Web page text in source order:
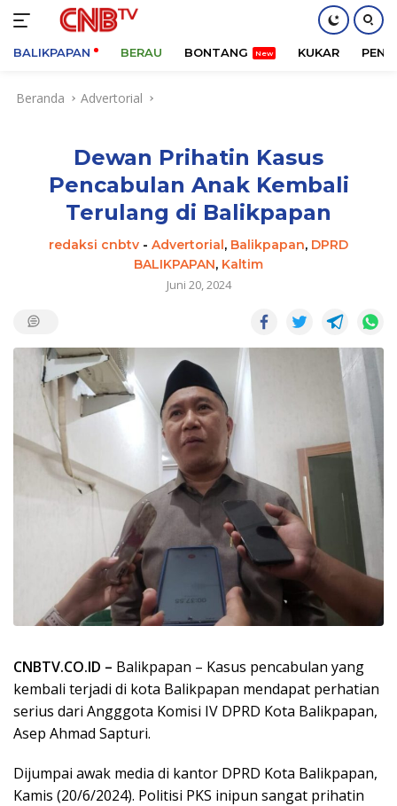
BALIKPAPAN BERAU BONTANG KUKAR
Beranda Advertorial
Dewan Prihatin Kasus
Pencabulan Anak Kembali
Terulang di Balikpapan
redaksi cnbtv - Advertorial, Balikpapan, DPRD
BALIKPAPAN, Kaltim
Juni 20, 2024
CNBTV.CO.ID – Balikpapan – Kasus pencabulan yang
kembali terjadi di kota Balikpapan mendapat perhatian
serius dari Angggota Komisi IV DPRD Kota Balikpapan,
Asep Ahmad Sapturi.
Dijumpai awak media di kantor DPRD Kota Balikpapan,
Kamis (20/6/2024). Politisi PKS inipun sangat prihatin